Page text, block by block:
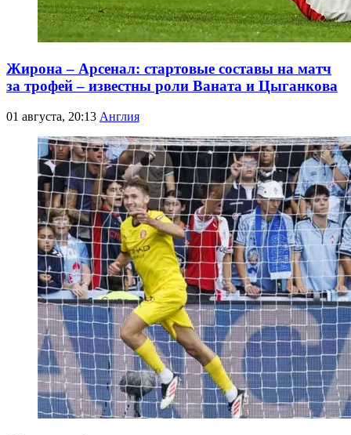
Жирона – Арсенал: стартовые составы на матч
за трофей – известны роли Ваната и Цыганкова
01 августа, 20:13 Англия